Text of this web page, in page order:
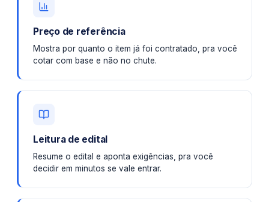
Preço de referência
Mostra por quanto o item já foi contratado, pra você
cotar com base e não no chute.
Leitura de edital
Resume o edital e aponta exigências, pra você
decidir em minutos se vale entrar.